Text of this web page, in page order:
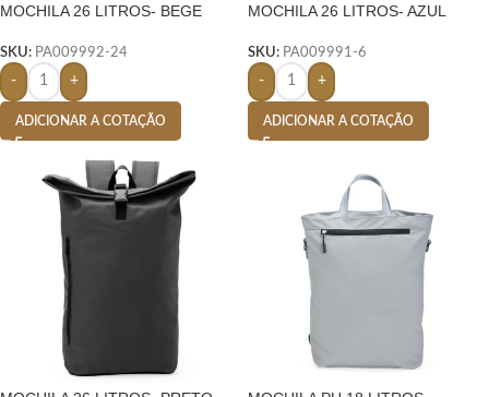
MOCHILA 26 LITROS- BEGE
SKU: PA009992-24
- +
ADICIONAR A COTAÇÃO
MOCHILA 26 LITROS- AZUL
SKU: PA009991-6
- +
ADICIONAR A COTAÇÃO